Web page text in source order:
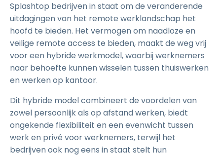
Splashtop bedrijven in staat om de veranderende
uitdagingen van het remote werklandschap het
hoofd te bieden. Het vermogen om naadloze en
veilige remote access te bieden, maakt de weg vrij
voor een hybride werkmodel, waarbij werknemers
naar behoefte kunnen wisselen tussen thuiswerken
en werken op kantoor.
Dit hybride model combineert de voordelen van
zowel persoonlijk als op afstand werken, biedt
ongekende flexibiliteit en een evenwicht tussen
werk en privé voor werknemers, terwijl het
bedrijven ook nog eens in staat stelt hun